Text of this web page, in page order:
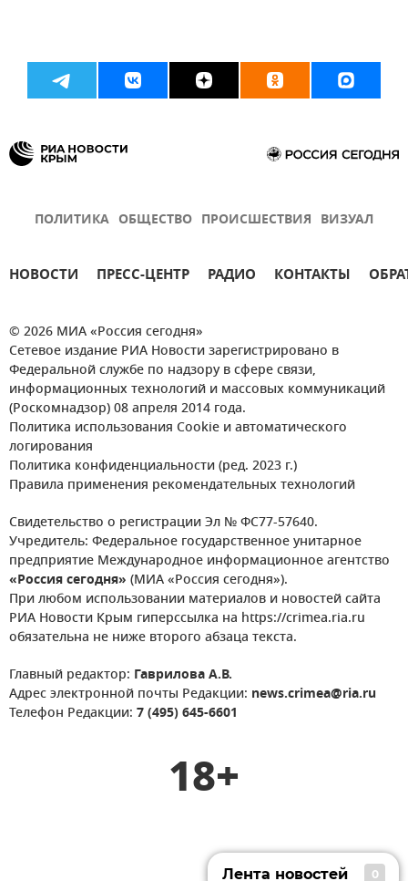
ПОЛИТИКА ОБЩЕСТВО ПРОИСШЕСТВИЯ ВИЗУАЛ
НОВОСТИ ПРЕСС-ЦЕНТР РАДИО КОНТАКТЫ
© 2026 МИА «Россия сегодня»
Сетевое издание РИА Новости зарегистрировано в
Федеральной службе по надзору в сфере связи,
информационных технологий и массовых коммуникаций
(Роскомнадзор) 08 апреля 2014 года.
Политика использования Cookie и автоматического
логирования
Политика конфиденциальности (ред. 2023 г.)
Правила применения рекомендательных технологий
Свидетельство о регистрации Эл № ФС77-57640.
Учредитель: Федеральное государственное унитарное
предприятие Международное информационное агентство
«Россия сегодня» (МИА «Россия сегодня»).
При любом использовании материалов и новостей сайта
РИА Новости Крым гиперссылка на https://crimea.ria.ru
обязательна не ниже второго абзаца текста.
Главный редактор: Гаврилова А.В.
Адрес электронной почты Редакции: news.crimea@ria.ru
Телефон Редакции: 7 (495) 645-6601
18+
Лента новостей 0